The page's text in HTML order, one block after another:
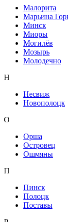
Малорита
Марьина
Минск
Миоры
Могилёв
Мозырь
Молодечно
Н
Несвиж
Новополоцк
О
Орша
Островец
Ошмяны
П
Пинск
Полоцк
Поставы